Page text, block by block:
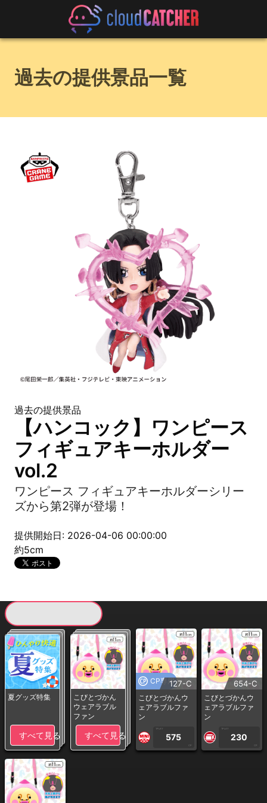
過去の提供景品一覧
過去の提供景品
【ハンコック】ワンピース
フィギュアキーホルダー
vol.2
ワンピース フィギュアキーホルダーシリー
ズから第2弾が登場！
提供開始日: 2026-04-06 00:00:00
約5cm
夏グッズ特集
すべて見る
こびとづかん
ウェアラブル
ファン
すべて見る
CP専用127-C
こびとづかんウ
ェアラブルファ
ン
1PLAY
575
CP
654-C
こびとづかんウ
ェアラブルファ
ン
1PLAY
230
CP